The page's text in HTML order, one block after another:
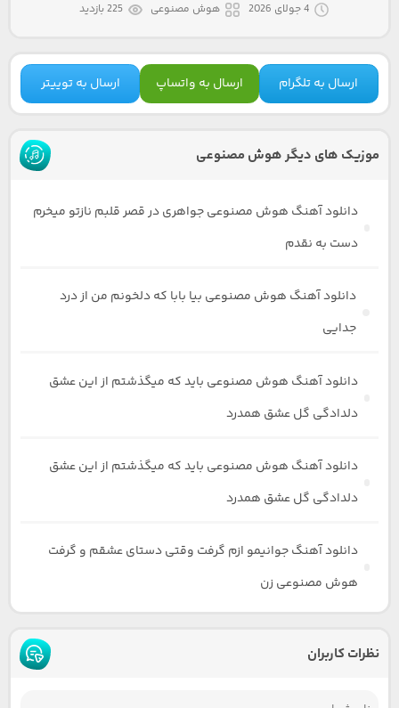
4 جولای 2026 هوش مصنوعی 225 بازدید
ارسال به تلگرام ارسال به واتساپ ارسال به توییتر
موزیک های دیگر هوش مصنوعی
دانلود آهنگ هوش مصنوعی جواهری در قصر قلبم نازتو میخرم
دست به نقدم
دانلود آهنگ هوش مصنوعی بیا بابا که دلخونم من از درد
جدایی
دانلود آهنگ هوش مصنوعی باید که میگذشتم از این عشق
دلدادگی گل عشق همدرد
دانلود آهنگ هوش مصنوعی باید که میگذشتم از این عشق
دلدادگی گل عشق همدرد
دانلود آهنگ جوانیمو ازم گرفت وقتی دستای عشقم و گرفت
هوش مصنوعی زن
نظرات کاربران